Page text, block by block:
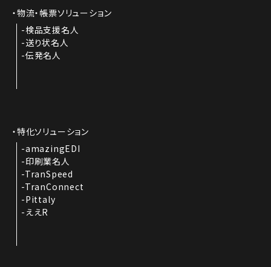
物流・帳票ソリューション
検品支援名人
送り状名人
伝発名人
特化ソリューション
amazingEDI
印刷業名人
TranSpeed
TranConnect
Pittaly
ええR